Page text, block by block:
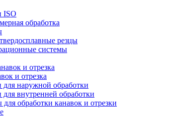
ISO
обработка
резцы
системы
и отрезка
для наружной обработки
внутренней обработки
обработки канавок и отрезки